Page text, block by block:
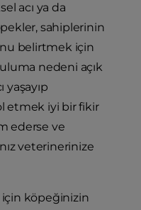
acı ya da
sahiplerinin
belirtmek için
nedeni açık
yaşayıp
etmek iyi bir fikir
ederse ve
veterinerinize
için köpeğinizin